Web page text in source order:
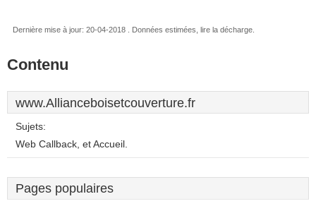
Dernière mise à jour: 20-04-2018 . Données estimées, lire la décharge.
Contenu
www.Allianceboisetcouverture.fr
Sujets:
Web Callback, et Accueil.
Pages populaires